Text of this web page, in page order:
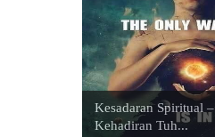
Kesadaran Spiritual –
Kehadiran Tuh...